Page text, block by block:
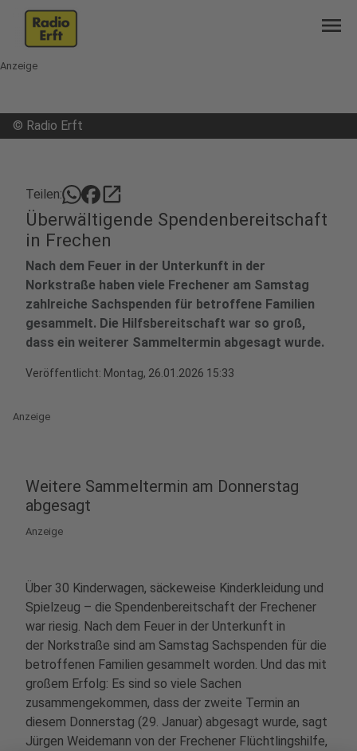
menu
Anzeige
© Radio Erft
Teilen: open_in_new
Überwältigende Spendenbereitschaft
in Frechen
Nach dem Feuer in der Unterkunft in der
Norkstraße haben viele Frechener am Samstag
zahlreiche Sachspenden für betroffene Familien
gesammelt. Die Hilfsbereitschaft war so groß,
dass ein weiterer Sammeltermin abgesagt wurde.
Veröffentlicht: Montag, 26.01.2026 15:33
Anzeige
Weitere Sammeltermin am Donnerstag
abgesagt
Anzeige
Über 30 Kinderwagen, säckeweise Kinderkleidung und
Spielzeug – die Spendenbereitschaft der Frechener
war riesig. Nach dem Feuer in der Unterkunft in
der Norkstraße sind am Samstag Sachspenden für die
betroffenen Familien gesammelt worden. Und das mit
großem Erfolg: Es sind so viele Sachen
zusammengekommen, dass der zweite Termin an
diesem Donnerstag (29. Januar) abgesagt wurde, sagt
Jürgen Weidemann von der Frechener Flüchtlingshilfe,